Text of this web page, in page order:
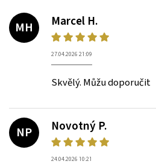
MH
Marcel H.
27.04.2026 21:09
Skvělý. Můžu doporučit
NP
Novotný P.
24.04.2026 10:21